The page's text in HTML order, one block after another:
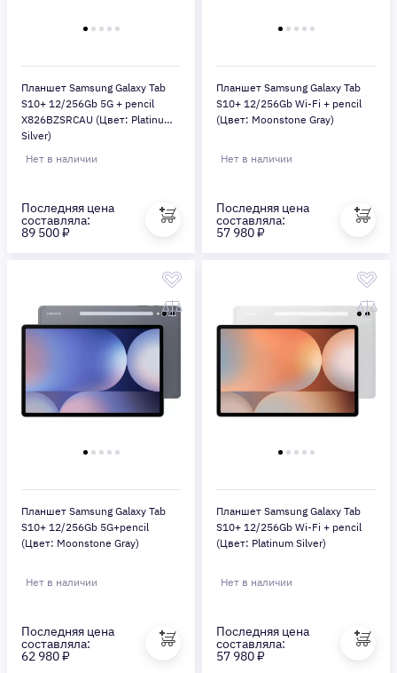
Планшет Samsung Galaxy Tab
S10+ 12/256Gb 5G + pencil
X826BZSRCAU (Цвет: Platinum
Silver)
Нет в наличии
Последняя цена
составляла:
89 500 ₽
Планшет Samsung Galaxy Tab
S10+ 12/256Gb Wi-Fi + pencil
(Цвет: Moonstone Gray)
Нет в наличии
Последняя цена
составляла:
57 980 ₽
Планшет Samsung Galaxy Tab
S10+ 12/256Gb 5G+pencil
(Цвет: Moonstone Gray)
Нет в наличии
Последняя цена
составляла:
62 980 ₽
Планшет Samsung Galaxy Tab
S10+ 12/256Gb Wi-Fi + pencil
(Цвет: Platinum Silver)
Нет в наличии
Последняя цена
составляла:
57 980 ₽